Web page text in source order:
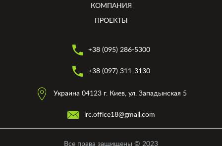
КОМПАНИЯ
ПРОЕКТЫ
+38 (095) 286-5300
+38 (097) 311-3130
Украина 04123 г. Киев, ул. Западынская 5
lrc.office18@gmail.com
Все права защищены © 2023